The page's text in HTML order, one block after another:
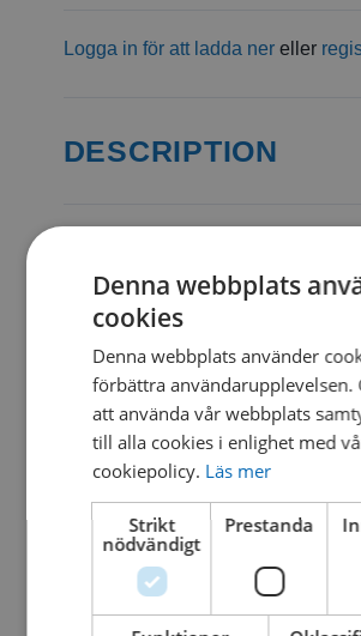
Logga in för att ladda nereller
DESCRIPTION
SIMILAR
No related download found!
Kjell Parmborn Updated
Denna webbplats
cookies
Denna webbplats använder
förbättra användarupplevelsen.
att använda vår webbplats
till alla cookies i enlighet med
cookiepolicy. Läs mer
Strikt
nödvändigt
Prestanda